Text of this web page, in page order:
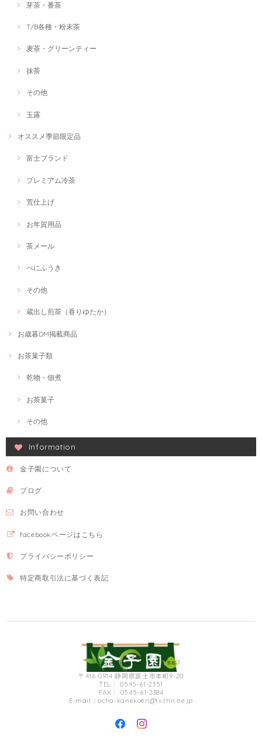
芽茶・番茶
T/B各種・粉末茶
麦茶・グリーンティー
抹茶
その他
玉露
オススメ季節限定品
富士ブランド
プレミアム冷茶
荒仕上げ
お年賀用品
茶メール
べにふうき
その他
蔵出し煎茶（香りゆたか）
お歳暮DM掲載商品
お茶菓子類
乾物・佃煮
お茶菓子
その他
Information
金子園について
ブログ
お問い合わせ
facebookページはこちら
プライバシーポリシー
特定商取引法に基づく表記
〒416-0914 静岡県富士市本町9-20
TEL： 0545-61-2351
FAX： 0545-61-2384
E-mail：ocha-kanekoen@tx.thn.ne.jp